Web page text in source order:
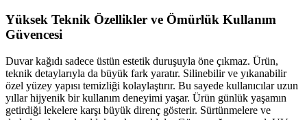
Yüksek Teknik Özellikler ve Ömürlük Kullanım
Güvencesi
Duvar kağıdı sadece üstün estetik duruşuyla öne çıkmaz. Ürün,
teknik detaylarıyla da büyük fark yaratır. Silinebilir ve yıkanabilir
özel yüzey yapısı temizliği kolaylaştırır. Bu sayede kullanıcılar uzun
yıllar hijyenik bir kullanım deneyimi yaşar. Ürün günlük yaşamın
getirdiği lekelere karşı büyük direnç gösterir. Sürtünmelere ve